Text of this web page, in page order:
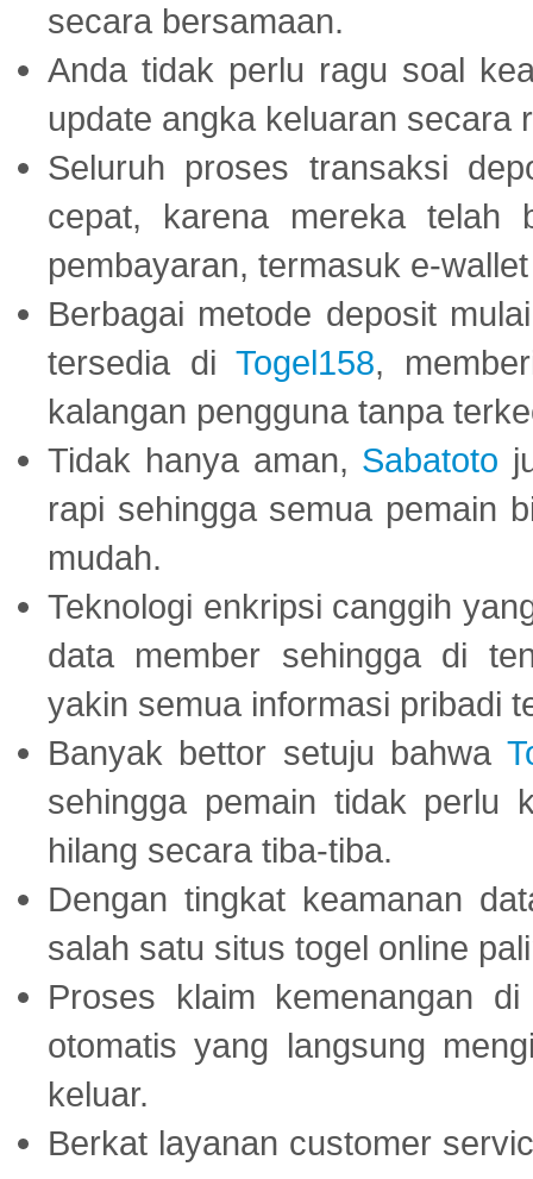
secara bersamaan.
Anda tidak perlu ragu soal
update angka keluaran secara
Seluruh proses transaksi
cepat, karena mereka telah
pembayaran, termasuk e-
Berbagai metode deposit
tersedia di Togel158,
kalangan pengguna tanpa
Tidak hanya aman, Sabatoto
rapi sehingga semua pemain
mudah.
Teknologi enkripsi canggih
data member sehingga di
yakin semua informasi pribadi
Banyak bettor setuju bahwa
sehingga pemain tidak perlu
hilang secara tiba-tiba.
Dengan tingkat keamanan
salah satu situs togel online
Proses klaim kemenangan
otomatis yang langsung
keluar.
Berkat layanan customer